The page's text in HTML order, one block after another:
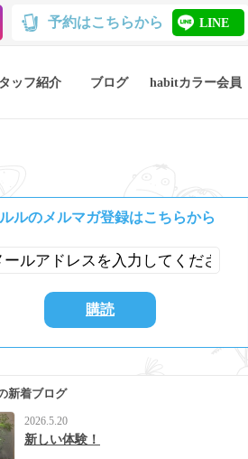
予約はこちらから LINE
ッフ紹介 ブログ habitカラー会員
ルのメルマガ登録はこちらから
新着ブログ
2026.5.20
新しい体験！